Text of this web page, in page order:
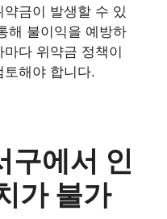
금이 발생할 수 있
해 불이익을 예방하
다 위약금 정책이
해야 합니다.
구에서 인
가 불가